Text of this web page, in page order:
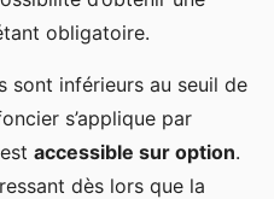
obligatoire.
sont inférieurs au seuil de
s’applique par
accessible sur option.
dès lors que la